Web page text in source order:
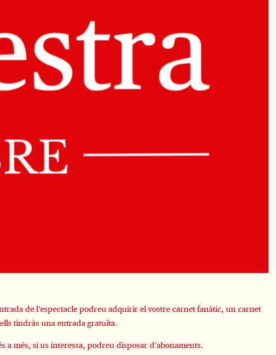
de l’espectacle podreu adquirir el vostre carnet fanàtic, un carnet
tindràs una entrada gratuïta.
a més, si us interessa, podreu disposar d’abonaments.